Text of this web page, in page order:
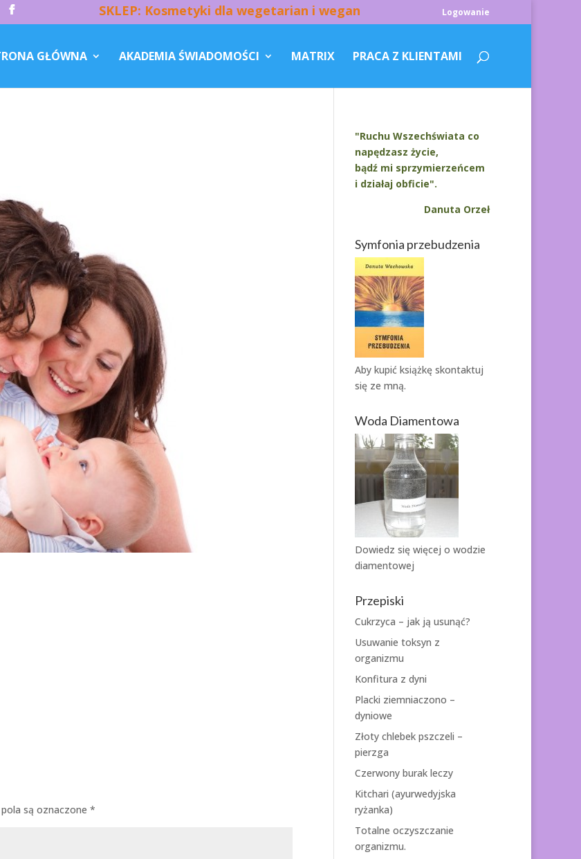
SKLEP: Kosmetyki dla wegetarian i wegan Logowanie
GŁÓWNA AKADEMIA ŚWIADOMOŚCI MATRIX PRACA Z KLIENTAMI
są oznaczone *
"Ruchu Wszechświata co
napędzasz życie,
bądź mi sprzymierzeńcem
i działaj obficie".
Danuta Orzeł
Symfonia przebudzenia
Aby kupić książkę skontaktuj
się ze mną.
Woda Diamentowa
Dowiedz się więcej o wodzie
diamentowej
Przepiski
Cukrzyca – jak ją usunąć?
Usuwanie toksyn z
organizmu
Konfitura z dyni
Placki ziemniaczono –
dyniowe
Złoty chlebek pszczeli –
pierzga
Czerwony burak leczy
Kitchari (ayurwedyjska
ryżanka)
Totalne oczyszczanie
organizmu.